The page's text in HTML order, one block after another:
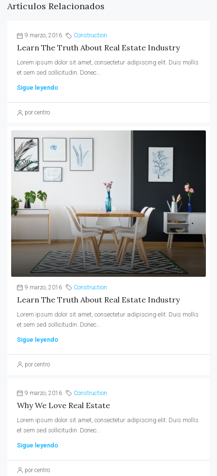
Artículos Relacionados
9 marzo, 2016 Construction
Learn The Truth About Real Estate Industry
Lorem ipsum dolor sit amet, consectetur adipiscing elit. Duis mollis
et sem sed sollicitudin. Donec...
Sigue leyendo
por centro
9 marzo, 2016 Construction
Learn The Truth About Real Estate Industry
Lorem ipsum dolor sit amet, consectetur adipiscing elit. Duis mollis
et sem sed sollicitudin. Donec...
Sigue leyendo
por centro
9 marzo, 2016 Construction
Why We Love Real Estate
Lorem ipsum dolor sit amet, consectetur adipiscing elit. Duis mollis
et sem sed sollicitudin. Donec...
Sigue leyendo
por centro